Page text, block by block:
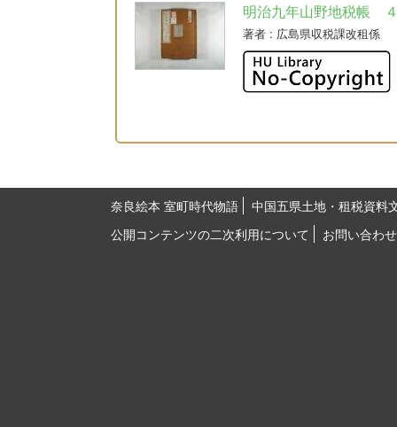
明治九年山野地税帳
著者 : 広島県収税課改租係
奈良絵本 室町時代物語
中国五県土地・租税資料
公開コンテンツの二次利用について
お問い合わせ